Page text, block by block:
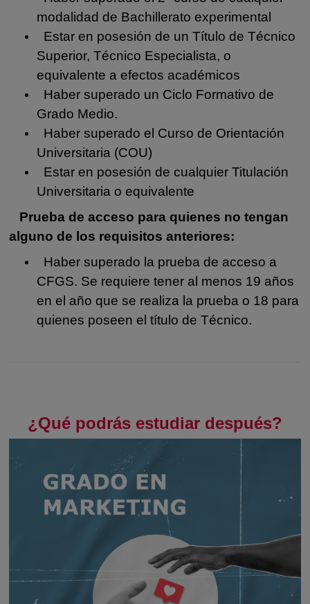
modalidad de Bachillerato experimental
Estar en posesión de un Título de Técnico
Superior, Técnico Especialista, o
equivalente a efectos académicos
Haber superado un Ciclo Formativo de
Grado Medio.
Haber superado el Curso de Orientación
Universitaria (COU)
Estar en posesión de cualquier Titulación
Universitaria o equivalente
Prueba de acceso para quienes no tengan
alguno de los requisitos anteriores:
Haber superado la prueba de acceso a
CFGS. Se requiere tener al menos 19 años
en el año que se realiza la prueba o 18 para
quienes poseen el título de Técnico.
¿Qué podrás estudiar después?